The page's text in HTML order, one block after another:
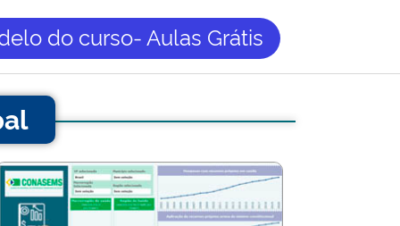
do curso- Aulas Grátis